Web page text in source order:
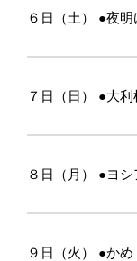
６日（土） ●夜明
７日（日） ●大利
８日（月） ●ヨシ
９日（火） ●かめ